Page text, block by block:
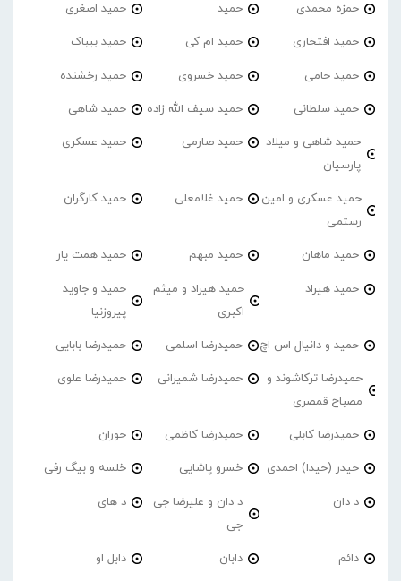
حمزه محمدی حمید حمید اصغری
حمید افتخاری حمید ام کی حمید بیباک
حمید حامی حمید خسروی حمید رخشنده
حمید سلطانی حمید سیف الله زاده حمید شاهی
حمید شاهی و میلاد
پارسیان
حمید صارمی حمید عسکری
حمید عسکری و امین
رستمی
حمید غلامعلی حمید کارگران
حمید ماهان حمید مبهم حمید همت یار
حمید هیراد
حمید هیراد و میثم
اکبری
حمید و جاوید
پیروزنیا
حمید و دانیال اس اچ حمیدرضا اسلمی حمیدرضا بابایی
حمیدرضا ترکاشوند و
مصباح قمصری
حمیدرضا شمیرانی حمیدرضا علوی
حمیدرضا کابلی حمیدرضا کاظمی حوران
حیدر (حیدا) احمدی خسرو پاشایی خلسه و بیگ رفی
د دان
د دان و علیرضا جی
جی
د های
دائم دابان دابل او